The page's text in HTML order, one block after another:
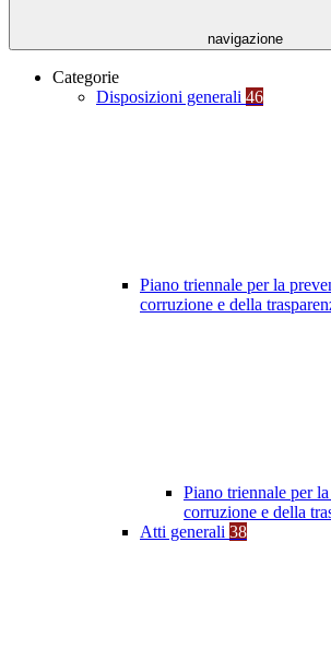
navigazione
Categorie
Disposizioni generali 46
Piano triennale per la
corruzione e della
Piano triennale per
corruzione e della
Atti generali 38